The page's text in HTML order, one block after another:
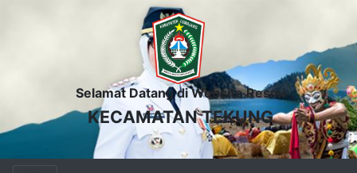
Selamat Datang di Website Resmi
KECAMATAN TEKUNG